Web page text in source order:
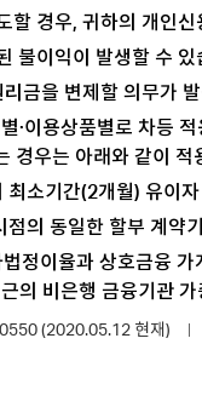
할 경우, 귀하의 개인
불이익이 발생할 수 있
금을 변제할 의무가
·이용상품별로 차등
경우는 아래와 같이 적
소기간(2개월) 유이
의 동일한 할부 계약
정이율과 상호금융
의 비은행 금융기관
(2020.05.12 현재)